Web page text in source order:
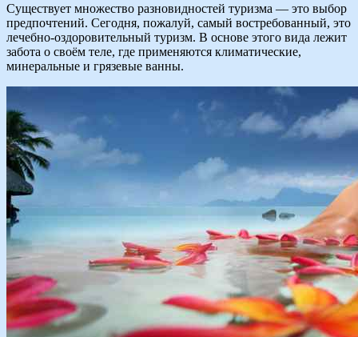
Существует множество разновидностей туризма — это выбор
предпочтений. Сегодня, пожалуй, самый востребованный, это
лечебно-оздоровительный туризм. В основе этого вида лежит
забота о своём теле, где применяются климатические,
минеральные и грязевые ванны.